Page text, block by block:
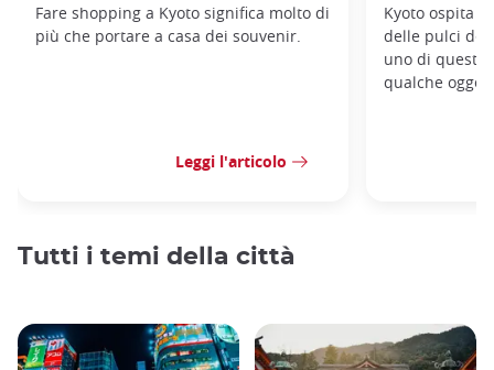
Fare shopping a Kyoto significa molto di
più che portare a casa dei souvenir.
Leggi l'articolo
Kyoto ospita
delle pulci del
uno di questi
qualche
Tutti i temi della città